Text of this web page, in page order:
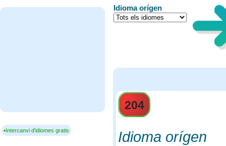
▪Intercanvi d'idiomes gratis
Idioma orígen
204
Idioma orígen